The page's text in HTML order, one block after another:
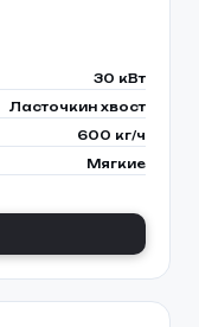
30 кВт
Ласточкин хвост
600 кг/ч
Мягкие